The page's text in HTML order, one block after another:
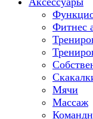
Фитнес
Мячи
Массаж